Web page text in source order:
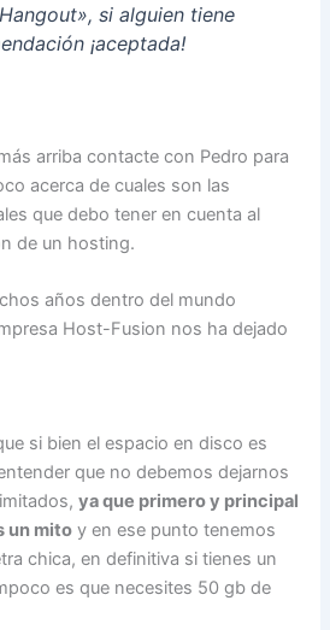
si alguien tiene
¡aceptada!
arriba contacte con Pedro para
acerca de cuales son las
que debo tener en cuenta al
de un hosting.
años dentro del mundo
Host-Fusion nos ha dejado
si bien el espacio en disco es
que no debemos dejarnos
ya que primero y principal
un mito y en ese punto tenemos
chica, en definitiva si tienes un
es que necesites 50 gb de